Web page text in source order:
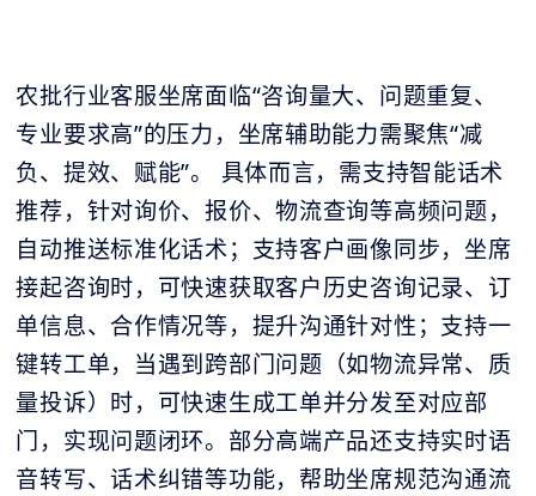
农批行业客服坐席面临“咨询量大、问题重复、
专业要求高”的压力，坐席辅助能力需聚焦“减
负、提效、赋能”。 具体而言，需支持智能话术
推荐，针对询价、报价、物流查询等高频问题，
自动推送标准化话术；支持客户画像同步，坐席
接起咨询时，可快速获取客户历史咨询记录、订
单信息、合作情况等，提升沟通针对性；支持一
键转工单，当遇到跨部门问题（如物流异常、质
量投诉）时，可快速生成工单并分发至对应部
门，实现问题闭环。部分高端产品还支持实时语
音转写、话术纠错等功能，帮助坐席规范沟通流